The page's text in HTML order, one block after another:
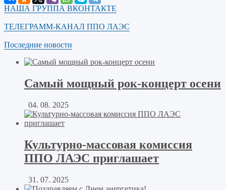
НАША ГРУППА ВКОНТАКТЕ
ТЕЛЕГРАММ-КАНАЛ ППО ЛАЭС
Последние новости
Самый мощный рок-концерт осени
04. 08. 2025
Культурно-массовая комиссия
ППО ЛАЭС приглашает
31. 07. 2025